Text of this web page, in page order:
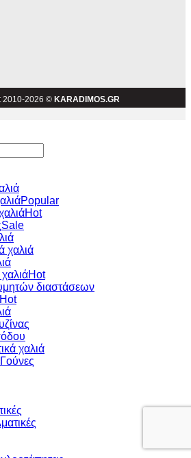
2010-2026 © KARADIMOS.GR
χαλιά
διαστάσεων
χαλιά